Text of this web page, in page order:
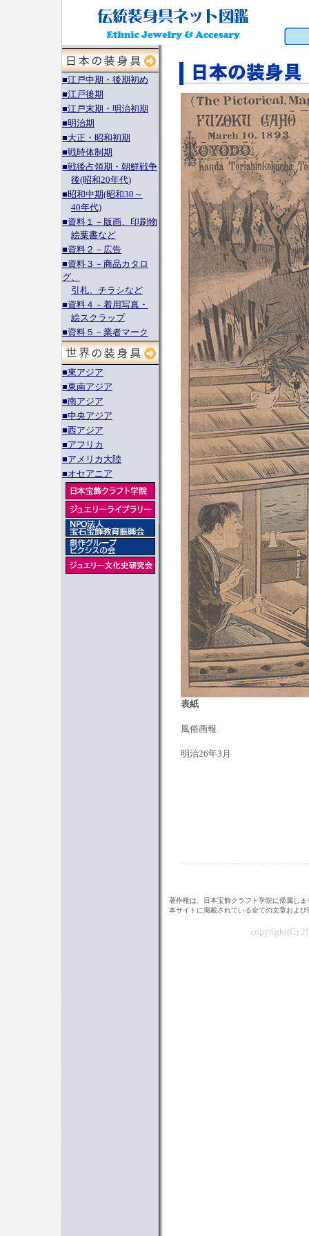
表紙
風俗画報
明治26年3月
著作権は、日本宝飾クラフト学院に帰属しま
本サイトに掲載されている全ての文章およ
copyright(C)
■江戸中期・後期初め
■江戸後期
■江戸末期・明治初期
■明治期
■大正・昭和初期
■戦時体制期
■戦後占領期・朝鮮戦争
後(昭和20年代)
■昭和中期(昭和30～
40年代)
■資料１－版画、印刷物
絵葉書など
■資料２－広告
■資料３－商品カタロ
グ、
引札、チラシなど
■資料４－着用写真・
絵スクラップ
■資料５－業者マーク
■東アジア
■東南アジア
■南アジア
■中央アジア
■西アジア
■アフリカ
■アメリカ大陸
■オセアニア